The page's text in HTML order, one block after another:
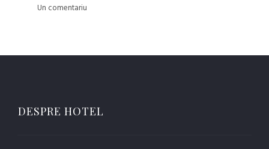
Un comentariu
DESPRE HOTEL